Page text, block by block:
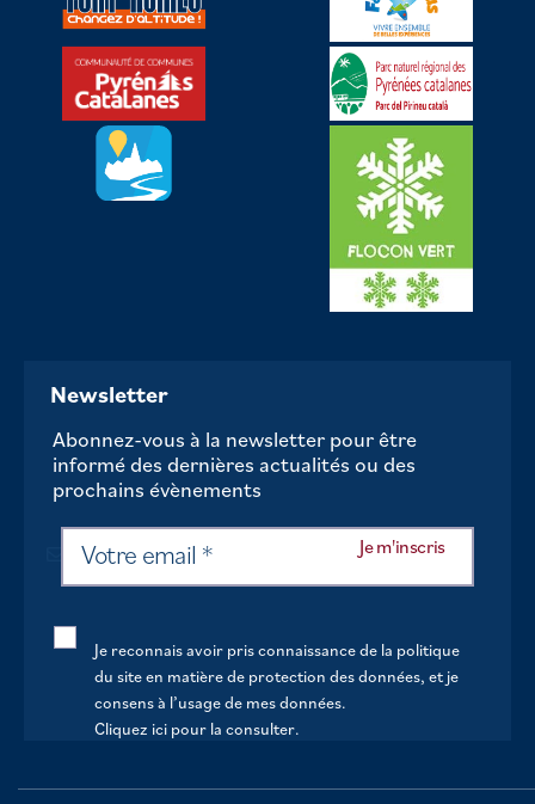
Newsletter
Abonnez-vous à la newsletter pour être
informé des dernières actualités ou des
prochains évènements
Je reconnais avoir pris connaissance de la politique
du site en matière de protection des données, et je
consens à l’usage de mes données.
Cliquez ici pour la consulter.